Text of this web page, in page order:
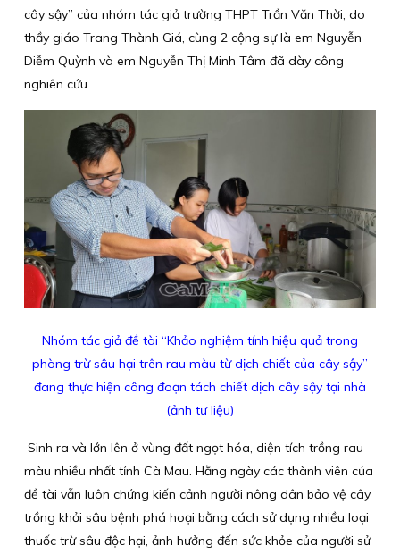
cây sậy” của nhóm tác giả trường THPT Trần Văn Thời, do
thầy giáo Trang Thành Giá, cùng 2 cộng sự là em Nguyễn
Diễm Quỳnh và em Nguyễn Thị Minh Tâm đã dày công
nghiên cứu.
Nhóm tác giả đề tài “Khảo nghiệm tính hiệu quả trong
phòng trừ sâu hại trên rau màu từ dịch chiết của cây sậy”
đang thực hiện công đoạn tách chiết dịch cây sậy tại nhà
(ảnh tư liệu)
Sinh ra và lớn lên ở vùng đất ngọt hóa, diện tích trồng rau
màu nhiều nhất tỉnh Cà Mau. Hằng ngày các thành viên của
đề tài vẫn luôn chứng kiến cảnh người nông dân bảo vệ cây
trồng khỏi sâu bệnh phá hoại bằng cách sử dụng nhiều loại
thuốc trừ sâu độc hại, ảnh hưởng đến sức khỏe của người sử